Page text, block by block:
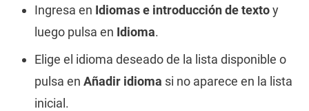
Ingresa en Idiomas e introducción de textoy
luego pulsa en Idioma.
Elige el idioma deseado de la lista disponible o
pulsa en Añadir idioma si no aparece en la lista
inicial.